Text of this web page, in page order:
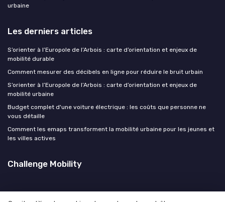
urbaine
Les derniers articles
S’orienter à l’Europole de l’Arbois : carte d’orientation et enjeux de
mobilité durable
Comment mesurer des décibels en ligne pour réduire le bruit urbain
S’orienter à l’Europole de l’Arbois : carte d’orientation et enjeux de
mobilité urbaine
Budget complet d'une voiture électrique : les coûts que personne ne
vous détaille
Comment les emaps transforment la mobilité urbaine pour les jeunes et
les villes actives
Challenge Mobility